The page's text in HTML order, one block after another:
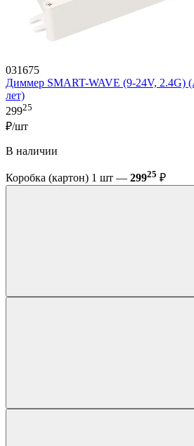
031675
Диммер SMART-WAVE (9-24V, 2.4G)
лет)
29925
₽/шт
В наличии
Коробка (картон) 1 шт — 29925 ₽